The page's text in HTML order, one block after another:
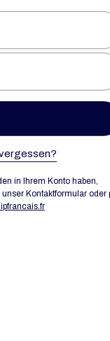
in Ihrem Konto haben,
Kontaktformular oder